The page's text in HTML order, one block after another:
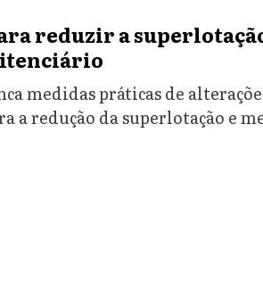
reduzir a
medidas práticas de
a redução da superlotação e